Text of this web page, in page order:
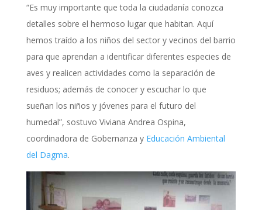
“Es muy importante que toda la ciudadanía conozca
detalles sobre el hermoso lugar que habitan. Aquí
hemos traído a los niños del sector y vecinos del barrio
para que aprendan a identificar diferentes especies de
aves y realicen actividades como la separación de
residuos; además de conocer y escuchar lo que
sueñan los niños y jóvenes para el futuro del
humedal”, sostuvo Viviana Andrea Ospina,
coordinadora de Gobernanza y Educación Ambiental
del Dagma.